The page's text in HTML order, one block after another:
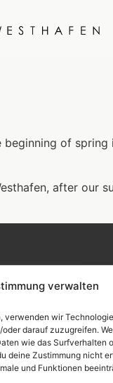
verwalten
verwenden wir
darauf zuzugreifen.
wie das Surfverhalten
deine Zustimmung nicht
und Funktionen
of
after our
Immobilien
5